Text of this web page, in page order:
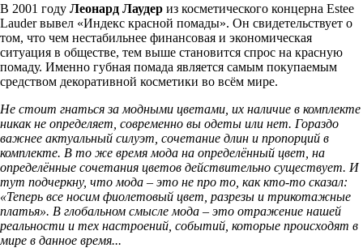
В 2001 году Леонард Лаудер из косметического концерна Estee
Lauder вывел «Индекс красной помады». Он свидетельствует о
том, что чем нестабильнее финансовая и экономическая
ситуация в обществе, тем выше становится спрос на красную
помаду. Именно губная помада является самым покупаемым
средством декоративной косметики во всём мире.
Не стоит гнаться за модными цветами, их наличие в комплекте
никак не определяет, современно вы одеты или нет. Гораздо
важнее актуальный силуэт, сочетание длин и пропорций в
комплекте. В то же время мода на определённый цвет, на
определённые сочетания цветов действительно существует. И
тут подчеркну, что мода – это не про то, как кто-то сказал:
«Теперь все носим фиолетовый цвет, разрезы и трикотажные
платья». В глобальном смысле мода – это отражение нашей
реальности и тех настроений, событий, которые происходят в
мире в данное время...